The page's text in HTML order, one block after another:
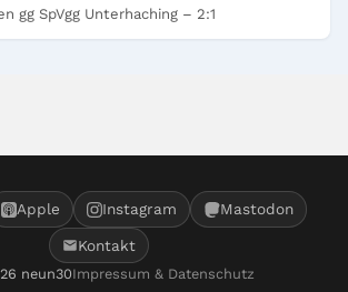
gg SpVgg Unterhaching – 2:1
Apple Instagram Mastodon
Kontakt
neun30Impressum & Datenschutz